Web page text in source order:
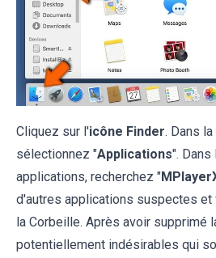
Cliquez sur l'icône Finder. Dans
sélectionnez "Applications".
applications, recherchez "
d'autres applications suspectes
la Corbeille. Après avoir supprimé
potentiellement indésirables qui